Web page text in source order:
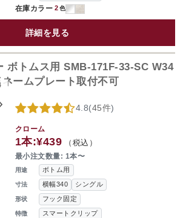
在庫カラー 2色
詳細を見る
ボトムス用 SMB-171F-33-SC W34
ームプレート取付不可
用途 ボトム用
寸法 横幅340 シングル
形状 フック固定
特徴 スマートクリップ
4.8(45件)
クローム
1本:¥439 （税込）
最小注文数量: 1本〜